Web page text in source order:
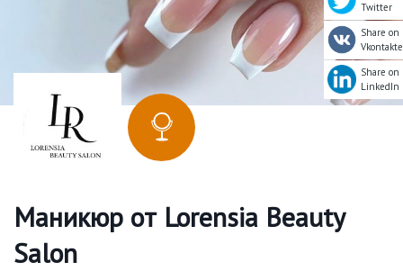
Маникюр от Lorensia Beauty
Salon
Twitter
Share on
Vkontakte
Share on
LinkedIn